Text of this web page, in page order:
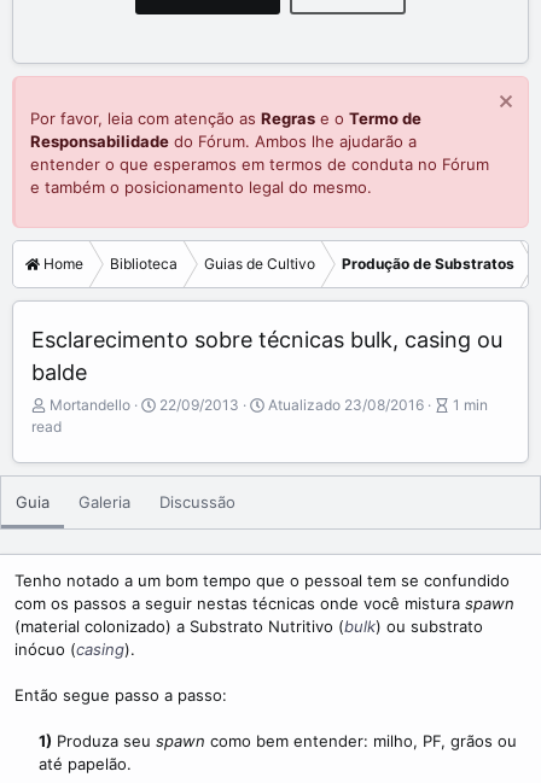
Por favor, leia com atenção as Regras e o Termo de
Responsabilidade do Fórum. Ambos lhe ajudarão a
entender o que esperamos em termos de conduta no Fórum
e também o posicionamento legal do mesmo.
Home Biblioteca Guias de Cultivo Produção de Substratos
Esclarecimento sobre técnicas bulk, casing ou
balde
A
u
o
Mortandello
P
l
s
h
d
a
t
e
22/09/2013 Atualizado 23/08/2016
A
i
e
r
e
a
d
1 min
read
Guia Galeria Discussão
Tenho notado a um bom tempo que o pessoal tem se confundido
com os passos a seguir nestas técnicas onde você mistura spawn
(material colonizado) a Substrato Nutritivo (bulk) ou substrato
inócuo (casing).
Então segue passo a passo:
1) Produza seu spawn como bem entender: milho, PF, grãos ou
até papelão.​